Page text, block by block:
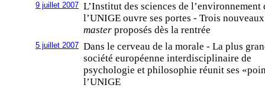
9 juillet 2007 L’Institut des sciences de l’environnement
l’UNIGE ouvre ses portes - Trois
master proposés dès la rentrée
5 juillet 2007 Dans le cerveau de la morale - La plus
société européenne interdisciplinaire de
psychologie et philosophie réunit ses
l’UNIGE